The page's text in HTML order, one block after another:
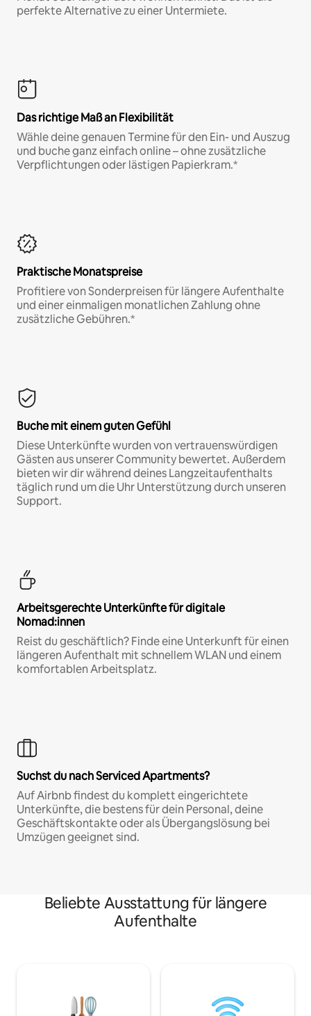
perfekte Alternative zu einer Untermiete.
Das richtige Maß an Flexibilität
Wähle deine genauen Termine für den Ein- und Auszug
und buche ganz einfach online – ohne zusätzliche
Verpflichtungen oder lästigen Papierkram.*
Praktische Monatspreise
Profitiere von Sonderpreisen für längere Aufenthalte
und einer einmaligen monatlichen Zahlung ohne
zusätzliche Gebühren.*
Buche mit einem guten Gefühl
Diese Unterkünfte wurden von vertrauenswürdigen
Gästen aus unserer Community bewertet. Außerdem
bieten wir dir während deines Langzeitaufenthalts
täglich rund um die Uhr Unterstützung durch unseren
Support.
Arbeitsgerechte Unterkünfte für digitale
Nomad:innen
Reist du geschäftlich? Finde eine Unterkunft für einen
längeren Aufenthalt mit schnellem WLAN und einem
komfortablen Arbeitsplatz.
Suchst du nach Serviced Apartments?
Auf Airbnb findest du komplett eingerichtete
Unterkünfte, die bestens für dein Personal, deine
Geschäftskontakte oder als Übergangslösung bei
Umzügen geeignet sind.
Beliebte Ausstattung für längere
Aufenthalte